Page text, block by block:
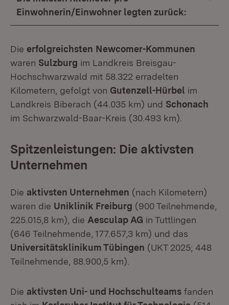
Einwohnerin/Einwohner legten zurück:
Die erfolgreichsten Newcomer-Kommunen
waren Sulzburg im Landkreis Breisgau-
Hochschwarzwald mit 58.322 erradelten
Kilometern, gefolgt von Gutenzell-Hürbel im
Landkreis Biberach (44.035 km) und Schonach
im Schwarzwald-Baar-Kreis (30.493 km).
Spitzenleistungen: Die aktivsten
Unternehmen
Die aktivsten Unternehmen (nach Kilometern)
waren die Uniklinik Freiburg (900 Teilnehmende,
225.015,8 km), die Aesculap AG in Tuttlingen
(646 Teilnehmende, 177.657,3 km) und das
Universitätsklinikum Tübingen (UKT 2025; 448
Teilnehmende, 88.900,5 km).
Die aktivsten Uni- und Hochschulteams fanden